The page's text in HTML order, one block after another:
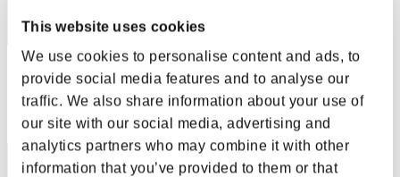
This website uses cookies
We use cookies to personalise content and ads, to
provide social media features and to analyse our
traffic. We also share information about your use of
our site with our social media, advertising and
analytics partners who may combine it with other
information that you’ve provided to them or that
スコア: -
RANK
32